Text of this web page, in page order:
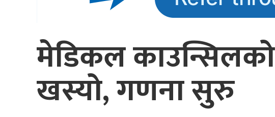
मेडिकल काउन्सिलको
खस्यो, गणना सुरु